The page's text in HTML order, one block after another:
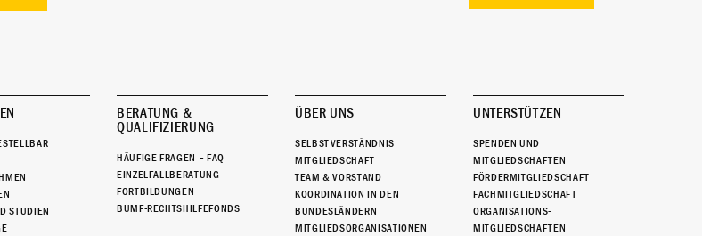
STUDIEN
BERATUNG &
QUALIFIZIERUNG
HÄUFIGE FRAGEN – FAQ
EINZELFALLBERATUNG
FORTBILDUNGEN
BUMF-RECHTSHILFEFONDS
ÜBER UNS
SELBSTVERSTÄNDNIS
MITGLIEDSCHAFT
TEAM & VORSTAND
KOORDINATION IN DEN
BUNDESLÄNDERN
MITGLIEDSORGANISATIONEN
UNTERSTÜTZEN
SPENDEN UND
MITGLIEDSCHAFTEN
FÖRDERMITGLIEDSCHAFT
FACHMITGLIEDSCHAFT
ORGANISATIONS-
MITGLIEDSCHAFTEN